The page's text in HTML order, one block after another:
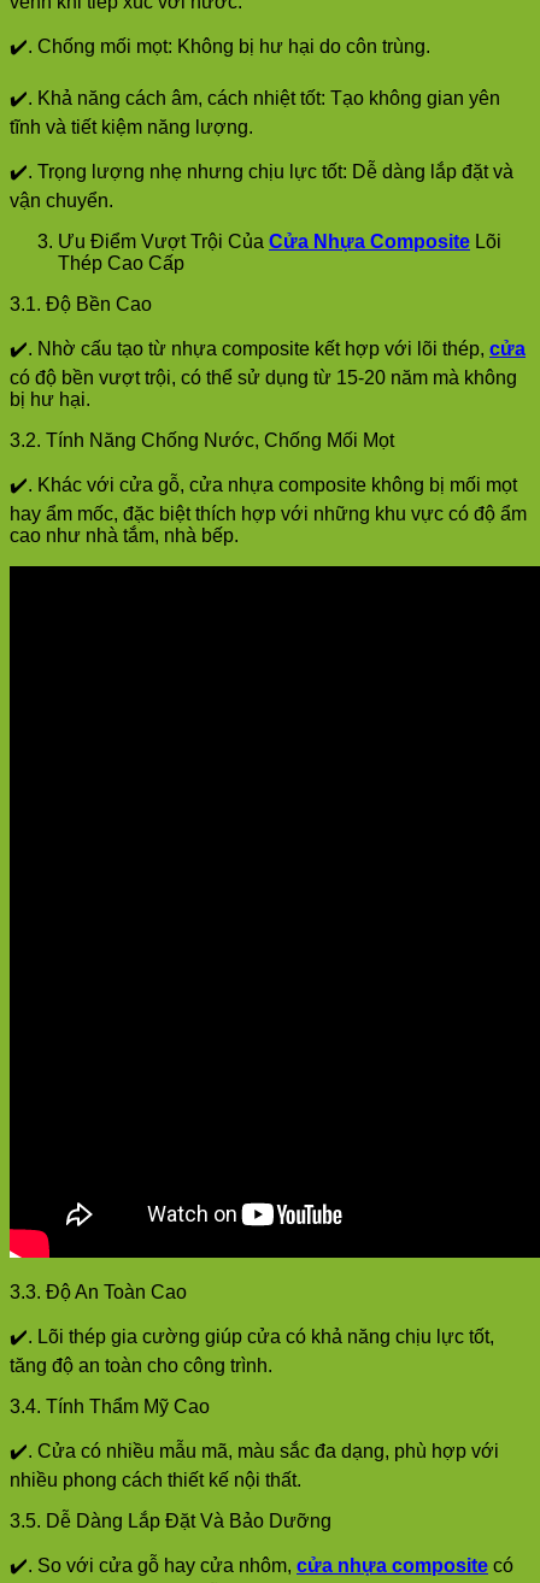
✔️. Chống mối mọt: Không bị hư hại do côn trùng.
✔️. Khả năng cách âm, cách nhiệt tốt: Tạo không gian yên
tĩnh và tiết kiệm năng lượng.
✔️. Trọng lượng nhẹ nhưng chịu lực tốt: Dễ dàng lắp đặt và
vận chuyển.
Ưu Điểm Vượt Trội Của Cửa Nhựa Composite Lõi
Thép Cao Cấp
3.1. Độ Bền Cao
✔️. Nhờ cấu tạo từ nhựa composite kết hợp với lõi thép, cửa
có độ bền vượt trội, có thể sử dụng từ 15-20 năm mà không
bị hư hại.
3.2. Tính Năng Chống Nước, Chống Mối Mọt
✔️. Khác với cửa gỗ, cửa nhựa composite không bị mối mọt
hay ẩm mốc, đặc biệt thích hợp với những khu vực có độ ẩm
cao như nhà tắm, nhà bếp.
3.3. Độ An Toàn Cao
✔️. Lõi thép gia cường giúp cửa có khả năng chịu lực tốt,
tăng độ an toàn cho công trình.
3.4. Tính Thẩm Mỹ Cao
✔️. Cửa có nhiều mẫu mã, màu sắc đa dạng, phù hợp với
nhiều phong cách thiết kế nội thất.
3.5. Dễ Dàng Lắp Đặt Và Bảo Dưỡng
✔️. So với cửa gỗ hay cửa nhôm, cửa nhựa composite có